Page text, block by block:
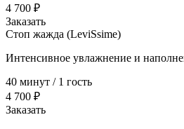
4 700 ₽
Заказать
Стоп жажда (LeviSsime)
Интенсивное увлажнение и
40 минут / 1 гость
4 700 ₽
Заказать